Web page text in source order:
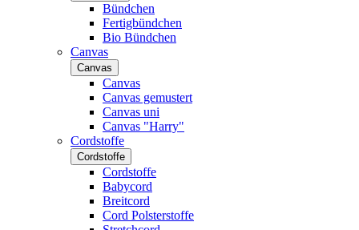
Bündchen
Fertigbündchen
Bio Bündchen
Canvas
Canvas
Canvas
Canvas gemustert
Canvas uni
Canvas "Harry"
Cordstoffe
Cordstoffe
Cordstoffe
Babycord
Breitcord
Cord Polsterstoffe